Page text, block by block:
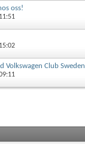
oss!
Volkswagen Club Sweden